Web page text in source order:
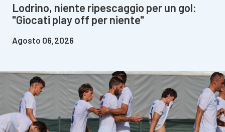
Lodrino, niente ripescaggio per un gol:
"Giocati play off per niente"
Agosto 06,2026